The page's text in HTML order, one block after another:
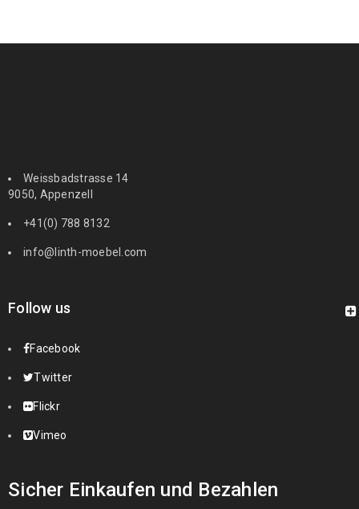
Weissbadstrasse 14
9050, Appenzell
+41(0) 788 8132
info@linth-moebel.com
Follow us
Facebook
Twitter
Flickr
Vimeo
Sicher Einkaufen und Bezahlen